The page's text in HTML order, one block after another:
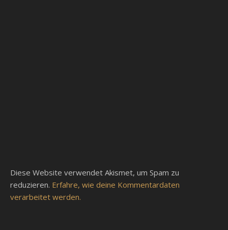
Diese Website verwendet Akismet, um Spam zu
reduzieren. Erfahre, wie deine Kommentardaten
verarbeitet werden.